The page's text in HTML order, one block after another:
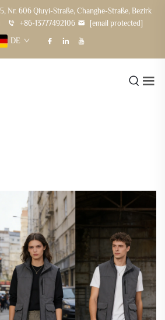
Nr. 606 Qiuyi-Straße, Changhe-Straße, Bezirk
+86-13777492106
[email protected]
DE